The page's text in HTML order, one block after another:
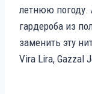
летнюю погоду.
гардероба из
заменить эту
Vira Lira, Gazzal